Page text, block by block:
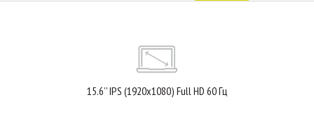
15.6’’ IPS (1920x1080) Full HD 60 Гц